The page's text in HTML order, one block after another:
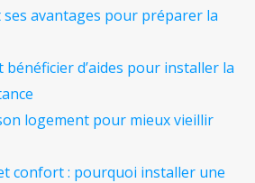
ses avantages pour préparer la
bénéficier d’aides pour installer la
logement pour mieux vieillir
confort : pourquoi installer une